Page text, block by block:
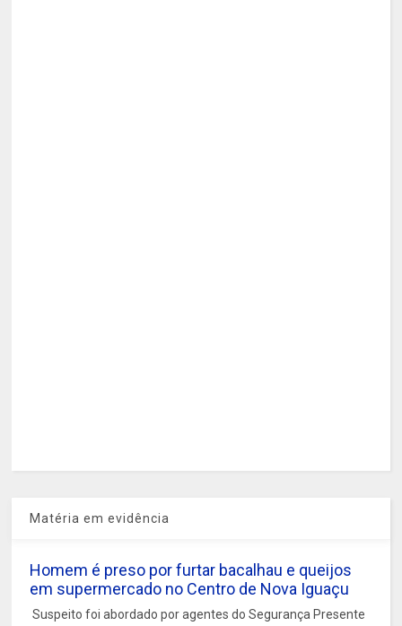
Matéria em evidência
Homem é preso por furtar bacalhau e queijos
em supermercado no Centro de Nova Iguaçu
Suspeito foi abordado por agentes do Segurança Presente